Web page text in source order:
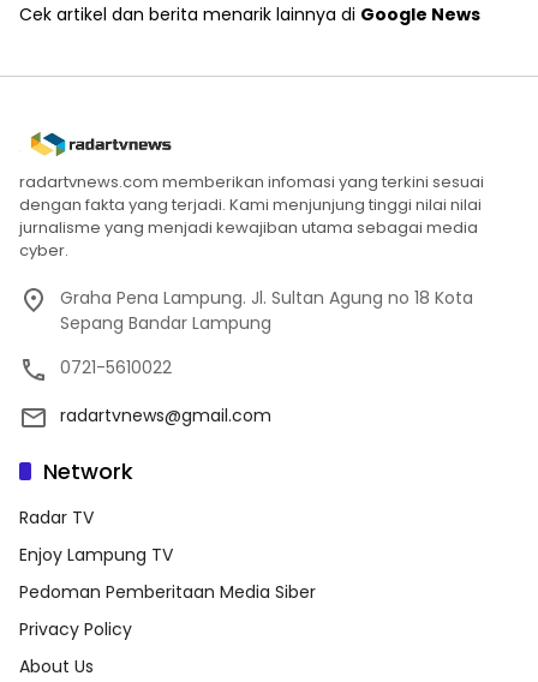
Cek artikel dan berita menarik lainnya di Google News
radartvnews.com memberikan infomasi yang terkini sesuai
dengan fakta yang terjadi. Kami menjunjung tinggi nilai nilai
jurnalisme yang menjadi kewajiban utama sebagai media
cyber.
Graha Pena Lampung. Jl. Sultan Agung no 18 Kota
Sepang Bandar Lampung
0721-5610022
radartvnews@gmail.com
Network
Radar TV
Enjoy Lampung TV
Pedoman Pemberitaan Media Siber
Privacy Policy
About Us